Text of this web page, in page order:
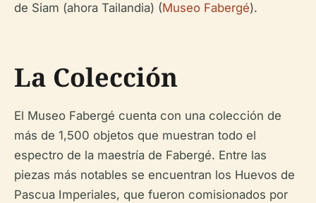
de Siam (ahora Tailandia) (Museo Fabergé).
La Colección
El Museo Fabergé cuenta con una colección de
más de 1,500 objetos que muestran todo el
espectro de la maestría de Fabergé. Entre las
piezas más notables se encuentran los Huevos de
Pascua Imperiales, que fueron comisionados por